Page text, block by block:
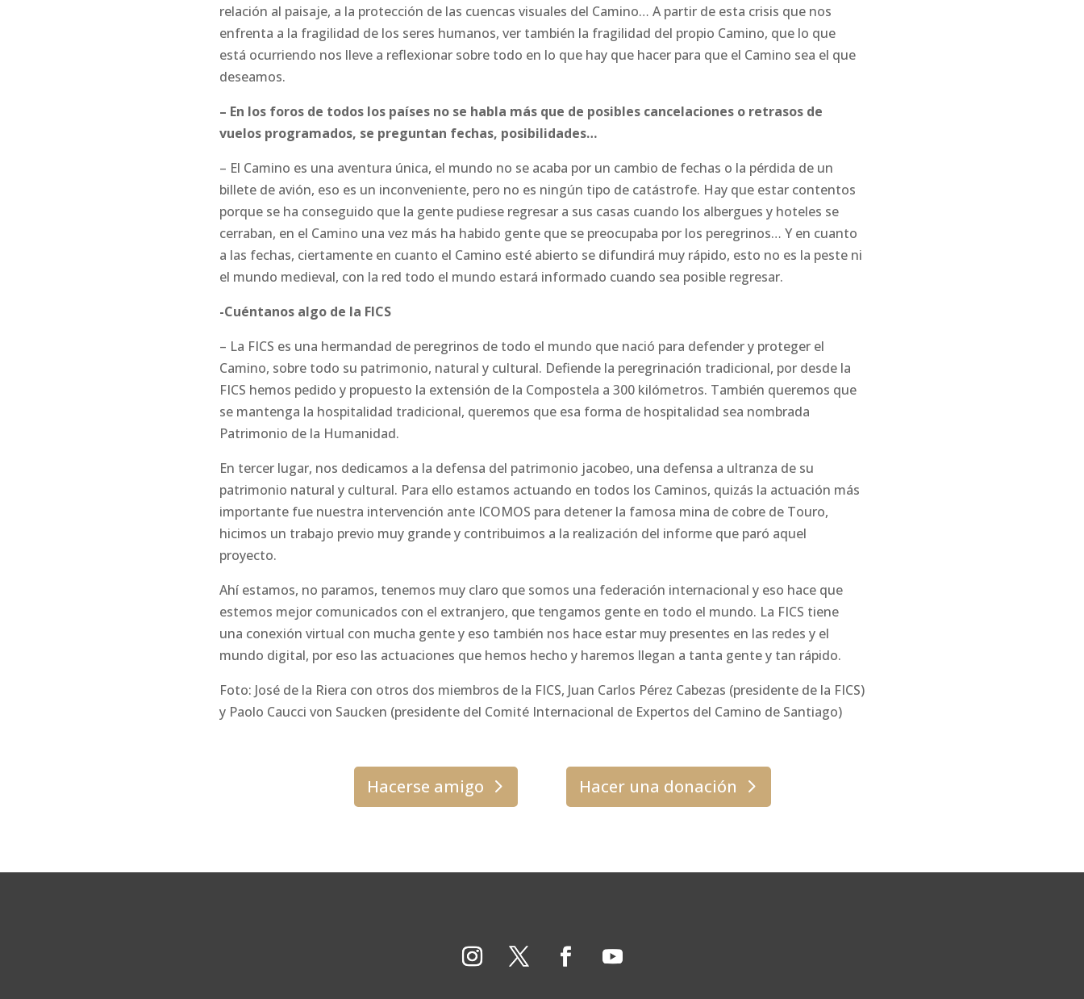
relación al paisaje, a la protección de las cuencas visuales del Camino… A partir de esta crisis que nos
enfrenta a la fragilidad de los seres humanos, ver también la fragilidad del propio Camino, que lo que
está ocurriendo nos lleve a reflexionar sobre todo en lo que hay que hacer para que el Camino sea el que
deseamos.
– En los foros de todos los países no se habla más que de posibles cancelaciones o retrasos de
vuelos programados, se preguntan fechas, posibilidades…
– El Camino es una aventura única, el mundo no se acaba por un cambio de fechas o la pérdida de un
billete de avión, eso es un inconveniente, pero no es ningún tipo de catástrofe. Hay que estar contentos
porque se ha conseguido que la gente pudiese regresar a sus casas cuando los albergues y hoteles se
cerraban, en el Camino una vez más ha habido gente que se preocupaba por los peregrinos… Y en cuanto
a las fechas, ciertamente en cuanto el Camino esté abierto se difundirá muy rápido, esto no es la peste ni
el mundo medieval, con la red todo el mundo estará informado cuando sea posible regresar.
-Cuéntanos algo de la FICS
– La FICS es una hermandad de peregrinos de todo el mundo que nació para defender y proteger el
Camino, sobre todo su patrimonio, natural y cultural. Defiende la peregrinación tradicional, por desde la
FICS hemos pedido y propuesto la extensión de la Compostela a 300 kilómetros. También queremos que
se mantenga la hospitalidad tradicional, queremos que esa forma de hospitalidad sea nombrada
Patrimonio de la Humanidad.
En tercer lugar, nos dedicamos a la defensa del patrimonio jacobeo, una defensa a ultranza de su
patrimonio natural y cultural. Para ello estamos actuando en todos los Caminos, quizás la actuación más
importante fue nuestra intervención ante ICOMOS para detener la famosa mina de cobre de Touro,
hicimos un trabajo previo muy grande y contribuimos a la realización del informe que paró aquel
proyecto.
Ahí estamos, no paramos, tenemos muy claro que somos una federación internacional y eso hace que
estemos mejor comunicados con el extranjero, que tengamos gente en todo el mundo. La FICS tiene
una conexión virtual con mucha gente y eso también nos hace estar muy presentes en las redes y el
mundo digital, por eso las actuaciones que hemos hecho y haremos llegan a tanta gente y tan rápido.
Foto: José de la Riera con otros dos miembros de la FICS, Juan Carlos Pérez Cabezas (presidente de la FICS)
y Paolo Caucci von Saucken (presidente del Comité Internacional de Expertos del Camino de Santiago)
Hacerse amigo Hacer una donación